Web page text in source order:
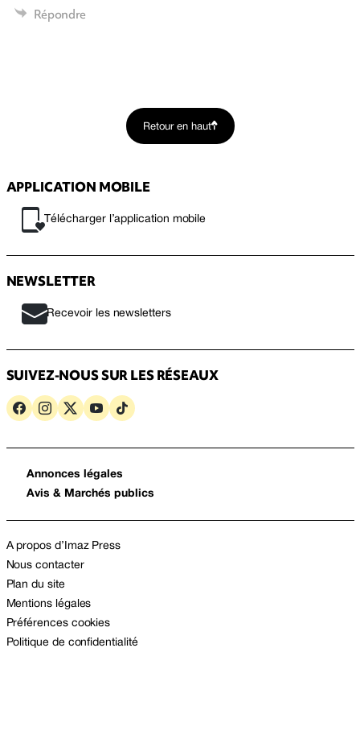
Répondre
Retour en haut
APPLICATION MOBILE
Télécharger l’application mobile
NEWSLETTER
Recevoir les newsletters
SUIVEZ-NOUS SUR LES RÉSEAUX
Annonces légales
Avis & Marchés publics
A propos d’Imaz Press
Nous contacter
Plan du site
Mentions légales
Préférences cookies
Politique de confidentialité